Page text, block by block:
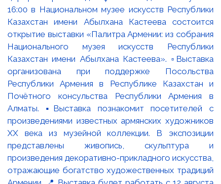
16:00 в Национальном музее искусств Республики
Казахстан имени Абылхана Кастеева состоится
открытие выставки «Палитра Армении: из собрания
Национального музея искусств Республики
Казахстан имени Абылхана Кастеева». ▫️Выставка
организована при поддержке Посольства
Республики Армения в Республике Казахстан и
Почётного консульства Республики Армения в
Алматы. ▪️Выставка познакомит посетителей с
произведениями известных армянских художников
XX века из музейной коллекции. В экспозиции
представлены живопись, скульптура и
произведения декоративно-прикладного искусства,
отражающие богатство художественных традиций